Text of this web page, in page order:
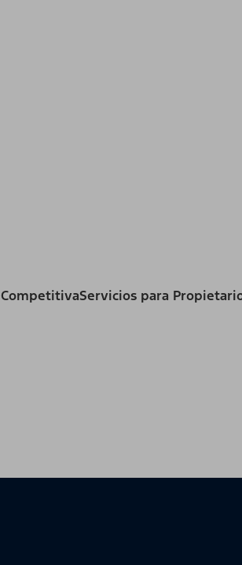
Servicios para